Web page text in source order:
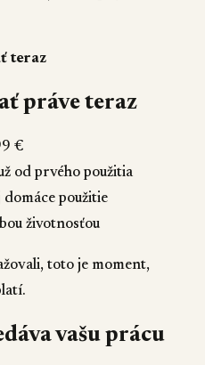
teraz
práve teraz
€
od prvého použitia
použitie
životnosťou
toto je moment,
vašu prácu